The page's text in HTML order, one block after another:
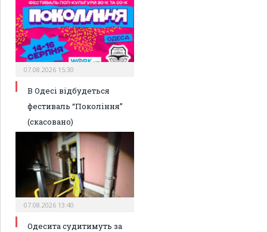
07.08.2026 15:30
В Одесі відбудеться
фестиваль “Покоління”
(скасовано)
07.08.2026 13:40
Одесита судитимуть за